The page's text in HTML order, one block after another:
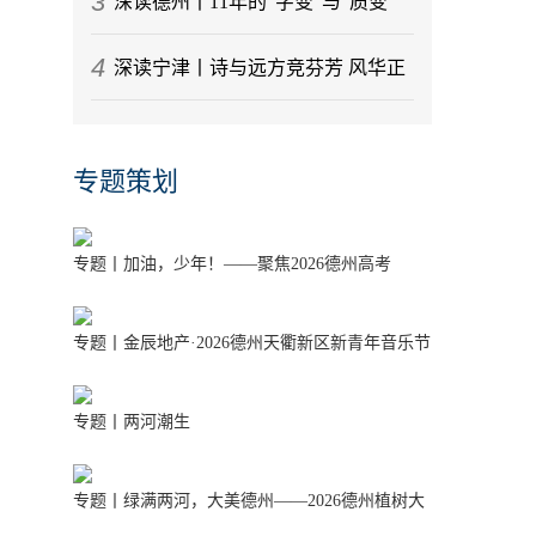
项目刷新“进度条”
德州天衢新区新一代信息技术产业筑
4 深读宁津丨诗与远方竞芬芳 风华正
专题策划
专题丨加油，少年！——聚焦2026德州高考
专题丨金辰地产·2026德州天衢新区新青年音乐节
专题丨两河潮生
专题丨绿满两河，大美德州——2026德州植树大